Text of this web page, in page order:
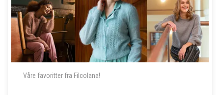
Våre favoritter fra Filcolana!